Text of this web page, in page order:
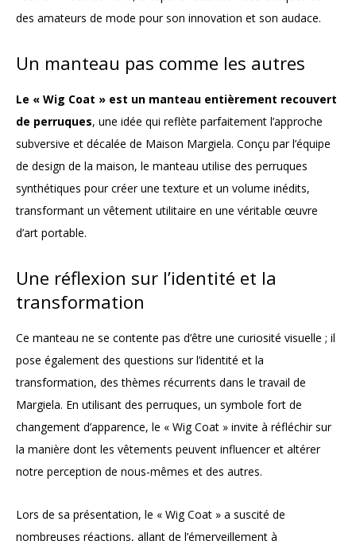
des amateurs de mode pour son innovation et son audace.
Un manteau pas comme les autres
Le « Wig Coat » est un manteau entièrement recouvert
de perruques, une idée qui reflète parfaitement l’approche
subversive et décalée de Maison Margiela. Conçu par l’équipe
de design de la maison, le manteau utilise des perruques
synthétiques pour créer une texture et un volume inédits,
transformant un vêtement utilitaire en une véritable œuvre
d’art portable.
Une réflexion sur l’identité et la
transformation
Ce manteau ne se contente pas d’être une curiosité visuelle ; il
pose également des questions sur l’identité et la
transformation, des thèmes récurrents dans le travail de
Margiela. En utilisant des perruques, un symbole fort de
changement d’apparence, le « Wig Coat » invite à réfléchir sur
la manière dont les vêtements peuvent influencer et altérer
notre perception de nous-mêmes et des autres.
Lors de sa présentation, le « Wig Coat » a suscité de
nombreuses réactions, allant de l’émerveillement à